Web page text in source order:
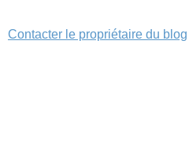
Contacter le propriétaire du blog